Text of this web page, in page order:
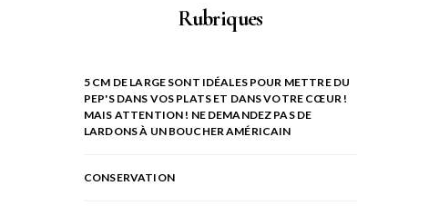
Rubriques
5 CM DE LARGE SONT IDÉALES POUR METTRE DU
PEP'S DANS VOS PLATS ET DANS VOTRE CŒUR !
MAIS ATTENTION ! NE DEMANDEZ PAS DE
LARDONS À UN BOUCHER AMÉRICAIN
CONSERVATION